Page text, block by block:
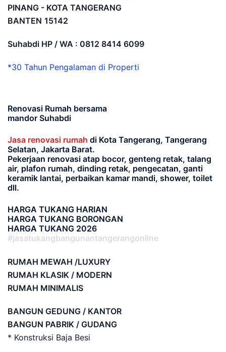
PINANG - KOTA TANGERANG
BANTEN 15142
Suhabdi HP / WA : 0812 8414 6099
*30 Tahun Pengalaman di Properti
Renovasi Rumah bersama
mandor Suhabdi
Jasa renovasi rumah di Kota Tangerang, Tangerang
Selatan, Jakarta Barat.
Pekerjaan renovasi atap bocor, genteng retak, talang
air, plafon rumah, dinding retak, pengecatan, ganti
keramik lantai, perbaikan kamar mandi, shower, toilet
dll.
HARGA TUKANG HARIAN
HARGA TUKANG BORONGAN
HARGA TUKANG 2026
#jasatukangbangunantangerangonline
RUMAH MEWAH /LUXURY
RUMAH KLASIK / MODERN
RUMAH MINIMALIS
BANGUN GEDUNG / KANTOR
BANGUN PABRIK / GUDANG
* Konstruksi Baja Besi